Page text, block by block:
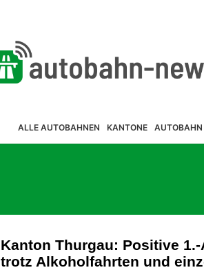
ALLE AUTOBAHNEN KANTONE AUTOBAHN
Kanton Thurgau: Positive
trotz Alkoholfahrten und